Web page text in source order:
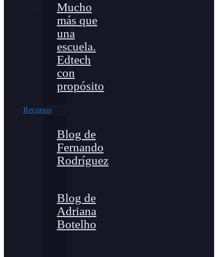
Mucho
más que
una
escuela.
Edtech
con
propósito
Recursos
Blog de
Fernando
Rodríguez
Blog de
Adriana
Botelho